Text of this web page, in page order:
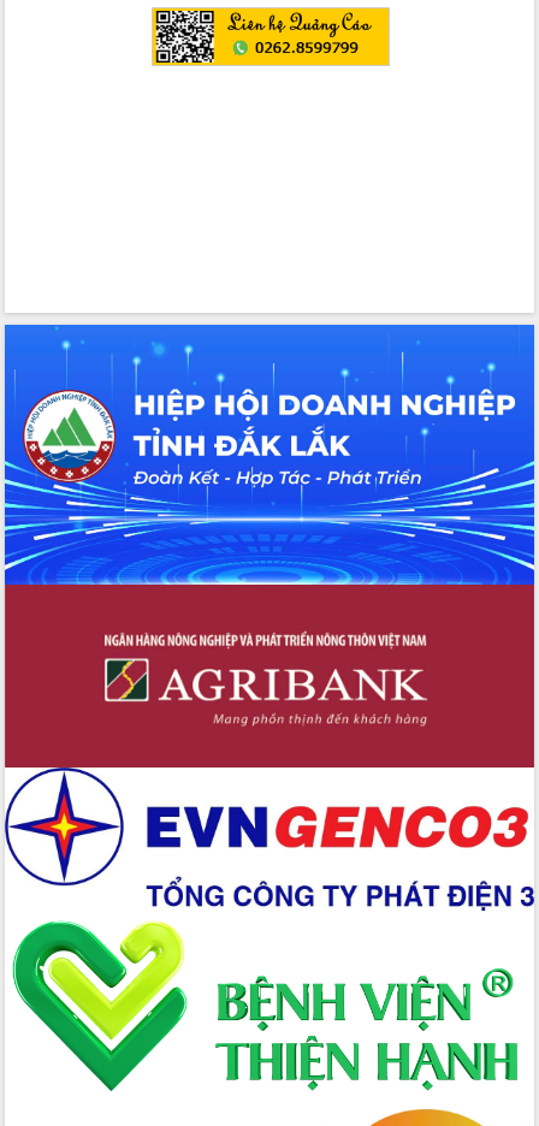
nội trú liên cấp tiểu học và THCS xã Ia
Phó Thủ tướng Chính phủ Mai Văn
lượng các tiêu chí nông thôn mới
Công bố quyết định của Ban Thường
vụ Tỉnh ủy về công tác cán bộ
Nâng cao trách nhiệm người đứng
đầu, phát huy tinh thần chủ động,
sáng tạo để đảm bảo tiến độ giải ngân
vốn đầu tư công năm 2025
Sở Công Thương đột phá số hóa 100%
thủ tục trực tuyến lấy sự hài lòng của
doanh nghiệp làm thước đo phục vụ
Đảm bảo công tác bầu cử triển khai
Ban Tuyên giáo và Dân vận Trung ương
tập huấn công tác khoa giáo năm 2025
Đắk Lắk hưởng ứng Ngày Pháp luật
Việt Nam 2025 và biểu dương 25 tập
Hội nghị lần thứ nhất Ban Chỉ đạo
công tác bầu cử tỉnh Đắk Lắk
Hội nghị UBND tỉnh thường kỳ tháng
10 năm 2025
Kỳ họp chuyên đề lần thứ Ba, HĐND
Bí thư Tỉnh ủy Lương Nguyễn Minh
Triết kiểm tra việc thực hiện chống
khai thác IUU
Hội thảo chuyên đề “Hành trình xuất
khẩu nông sản Việt Nam qua thương
mại điện tử cùng Amazon”
Đại hội Thi đua yêu nước tỉnh Đắk Lắk